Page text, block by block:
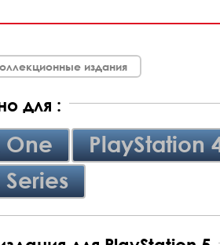
издания
для :
One
PlayStation